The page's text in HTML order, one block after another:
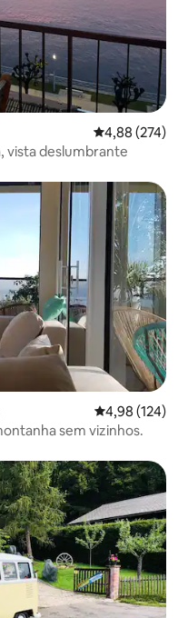
4,88 de uma
4,88 (274)
vista deslumbrante
hóspedes
4,98 de uma
4,98 (124)
sem vizinhos.
hóspedes